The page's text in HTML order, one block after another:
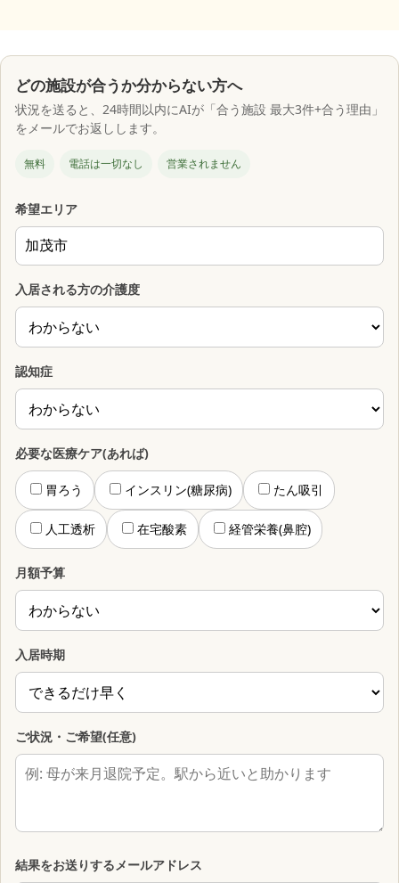
どの施設が合うか分からない方へ
状況を送ると、24時間以内にAIが「合う施設 最大3件+合う理由」
をメールでお返しします。
無料 電話は一切なし 営業されません
希望エリア
入居される方の介護度
認知症
必要な医療ケア(あれば)
胃ろう インスリン(糖尿病) たん吸引
人工透析 在宅酸素 経管栄養(鼻腔)
月額予算
入居時期
ご状況・ご希望(任意)
結果をお送りするメールアドレス